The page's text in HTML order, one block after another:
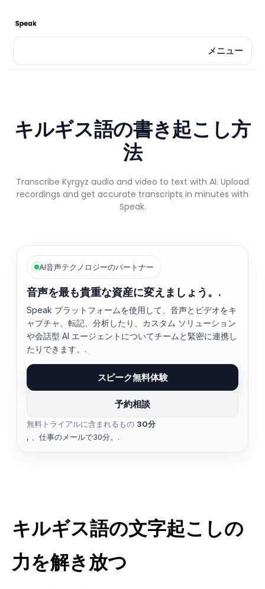
メニュー
キルギス語の書き起こし方
法
Transcribe Kyrgyz audio and video to text with AI. Upload
recordings and get accurate transcripts in minutes with
Speak.
AI音声テクノロジーのパートナー
音声を最も貴重な資産に変えましょう。.
Speak プラットフォームを使用して、音声とビデオをキ
ャプチャ、転記、分析したり、カスタム ソリューション
や会話型 AI エージェントについてチームと緊密に連携し
たりできます。.
スピーク無料体験
予約相談
無料トライアルに含まれるもの 30分
, 、仕事のメールで30分。.
キルギス語の文字起こしの
力を解き放つ